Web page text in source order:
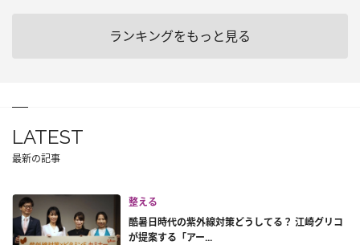
ランキングをもっと見る
LATEST
最新の記事
整える
酷暑日時代の紫外線対策どうしてる？ 江崎グリコ
が提案する「アー...